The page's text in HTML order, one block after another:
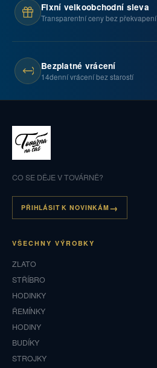
Fixní velkoobchodní sleva
Transparentní ceny bez překvapení
Bezplatné vrácení
14denní vrácení bez starostí
CO SE DĚJE V TOVÁRNĚ?
PŘIHLÁSIT K NOVINKÁM
VŠECHNY VÝROBKY
ZLATO
STŘÍBRO
HODINKY
ŘEMÍNKY
HODINY
BUDÍKY
STROJKY